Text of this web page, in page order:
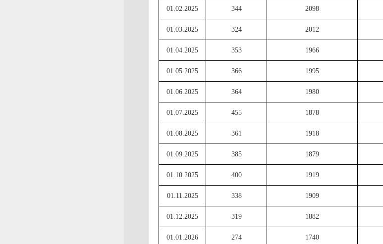
01.02.2025 344 2098
01.03.2025 324 2012
01.04.2025 353 1966
01.05.2025 366 1995
01.06.2025 364 1980
01.07.2025 455 1878
01.08.2025 361 1918
01.09.2025 385 1879
01.10.2025 400 1919
01.11.2025 338 1909
01.12.2025 319 1882
01.01.2026 274 1740